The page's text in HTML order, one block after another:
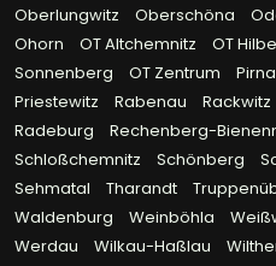
Oberlungwitz
Oberschöna
Ohorn
OT Altchemnitz OT
Sonnenberg
OT Zentrum Pirna
Priestewitz
Rabenau Rackwitz
Radeburg
Rechenberg-
Schloßchemnitz
Schönberg
Sehmatal
Tharandt
Waldenburg
Weinböhla
Werdau
Wilkau-Haßlau